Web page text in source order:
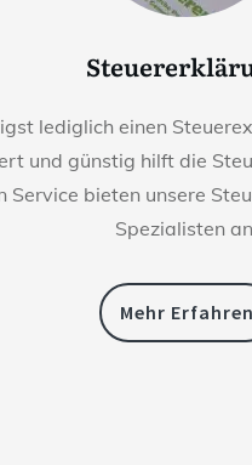
lediglich einen
und günstig hilft die
Service bieten unsere
Spezialisten
Mehr Erfahren